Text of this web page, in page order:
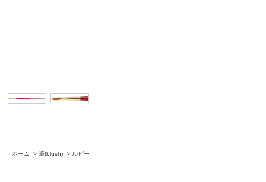
ホーム > 筆(blush) > ルビー